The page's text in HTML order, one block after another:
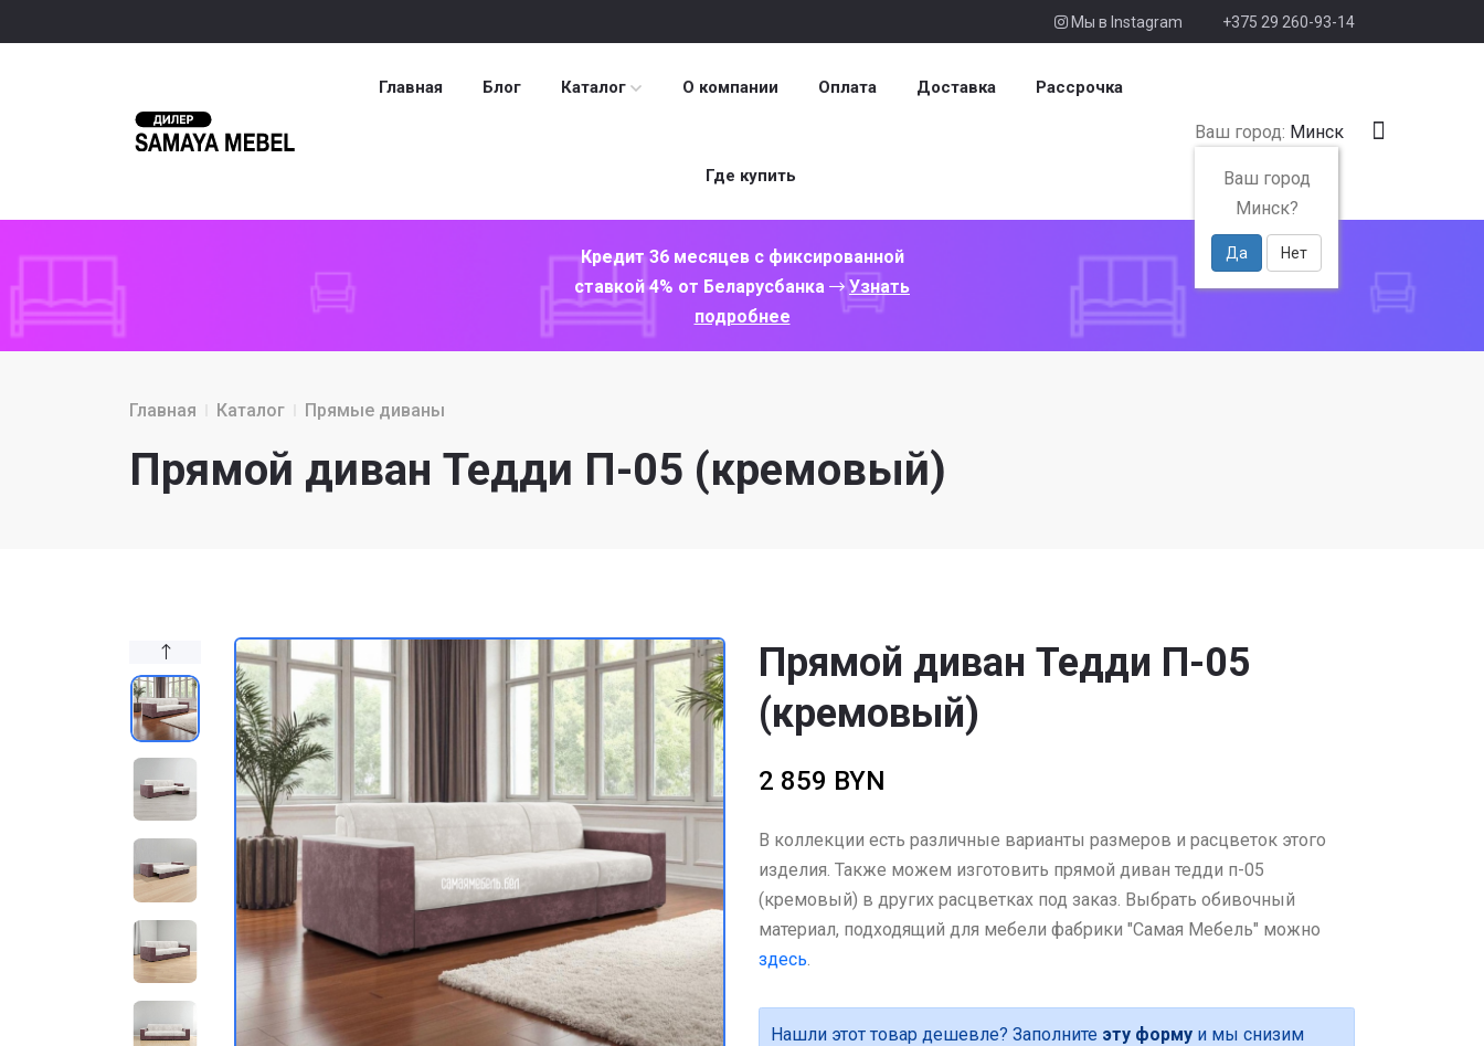
Мы в Instagram +375 29 260-93-14
Главная Блог Каталог О компании Оплата Доставка Рассрочка
Где купить
Ваш город: Минск
Ваш город
Минск?
Да Нет
Кредит 36 месяцев с фиксированной
ставкой 4% от Беларусбанка
Узнать
подробнее
Главная Каталог Прямые диваны
Прямой диван Тедди П-05 (кремовый)
Прямой диван Тедди П-05
(кремовый)
2 859 BYN
В коллекции есть различные варианты размеров и расцветок этого
изделия. Также можем изготовить прямой диван тедди п-05
(кремовый) в других расцветках под заказ. Выбрать обивочный
материал, подходящий для мебели фабрики "Самая Мебель" можно
здесь.
Нашли этот товар дешевле? Заполните эту форму и мы снизим